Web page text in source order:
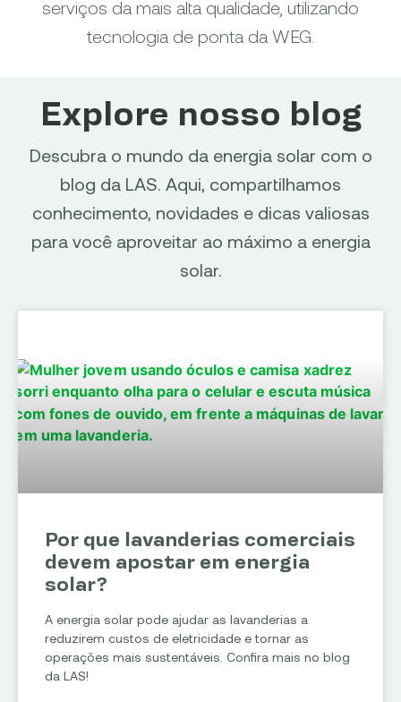
serviços da mais alta qualidade, utilizando
tecnologia de ponta da WEG.
Explore nosso blog
Descubra o mundo da energia solar com o
blog da LAS. Aqui, compartilhamos
conhecimento, novidades e dicas valiosas
para você aproveitar ao máximo a energia
solar.
Por que lavanderias comerciais
devem apostar em energia
solar?
A energia solar pode ajudar as lavanderias a
reduzirem custos de eletricidade e tornar as
operações mais sustentáveis. Confira mais no blog
da LAS!